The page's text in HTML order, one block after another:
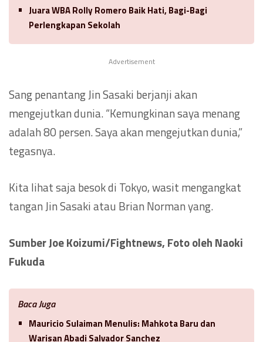
Juara WBA Rolly Romero Baik Hati, Bagi-Bagi
Perlengkapan Sekolah
Advertisement
Sang penantang Jin Sasaki berjanji akan
mengejutkan dunia. “Kemungkinan saya menang
adalah 80 persen. Saya akan mengejutkan dunia,”
tegasnya.
Kita lihat saja besok di Tokyo, wasit mengangkat
tangan Jin Sasaki atau Brian Norman yang.
SumberJoe Koizumi/Fightnews, Foto oleh Naoki
Fukuda
Baca Juga
Mauricio Sulaiman Menulis: Mahkota Baru dan
Warisan Abadi Salvador Sanchez